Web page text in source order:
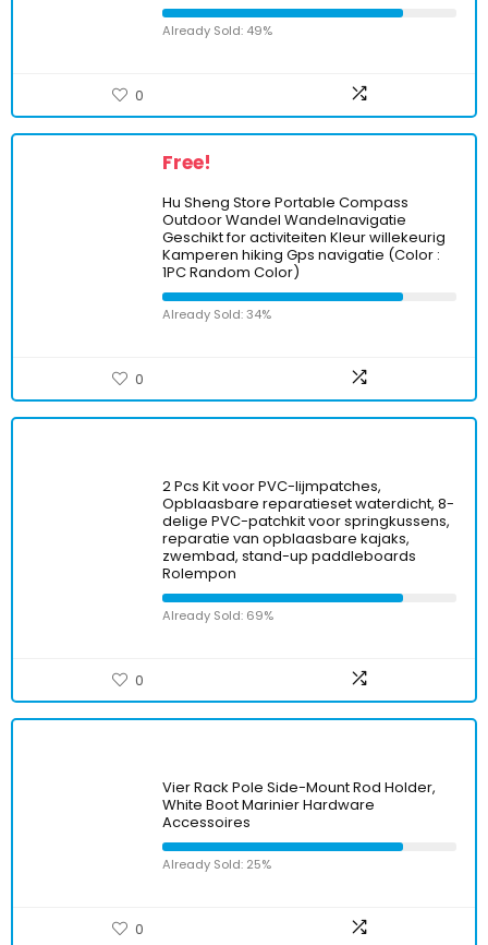
Already Sold: 49%
0
Free!
Hu Sheng Store Portable Compass
Outdoor Wandel Wandelnavigatie
Geschikt for activiteiten Kleur willekeurig
Kamperen hiking Gps navigatie (Color :
1PC Random Color)
Already Sold: 34%
0
2 Pcs Kit voor PVC-lijmpatches,
Opblaasbare reparatieset waterdicht, 8-
delige PVC-patchkit voor springkussens,
reparatie van opblaasbare kajaks,
zwembad, stand-up paddleboards
Rolempon
Already Sold: 69%
0
Vier Rack Pole Side-Mount Rod Holder,
White Boot Marinier Hardware
Accessoires
Already Sold: 25%
0